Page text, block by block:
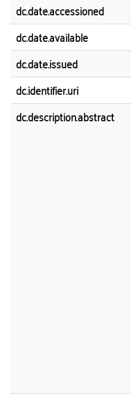
dc.date.accessioned
dc.date.available
dc.date.issued
dc.identifier.uri
dc.description.abstract